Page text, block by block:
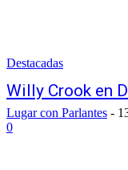
Destacadas
Willy Crook en
Lugar con Parlantes -
0